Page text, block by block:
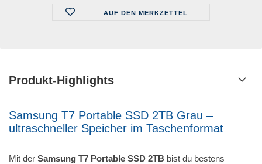
AUF DEN MERKZETTEL
Produkt-Highlights
Samsung T7 Portable SSD 2TB Grau –
ultraschneller Speicher im Taschenformat
Mit der Samsung T7 Portable SSD 2TB bist du bestens